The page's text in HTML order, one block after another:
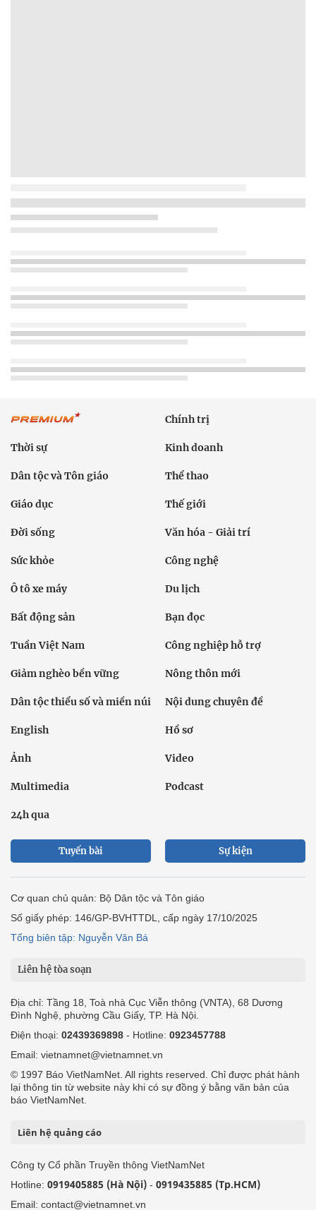
Chính trị
Thời sự Kinh doanh
Dân tộc và Tôn giáo Thể thao
Giáo dục Thế giới
Đời sống Văn hóa - Giải trí
Sức khỏe Công nghệ
Ô tô xe máy Du lịch
Bất động sản Bạn đọc
Tuần Việt Nam Công nghiệp hỗ trợ
Giảm nghèo bền vững Nông thôn mới
Dân tộc thiểu số và miền núi Nội dung chuyên đề
English Hồ sơ
Ảnh Video
Multimedia Podcast
24h qua
Tuyến bài Sự kiện
Cơ quan chủ quản: Bộ Dân tộc và Tôn giáo
Số giấy phép: 146/GP-BVHTTDL, cấp ngày 17/10/2025
Tổng biên tập: Nguyễn Văn Bá
Liên hệ tòa soạn
Địa chỉ: Tầng 18, Toà nhà Cục Viễn thông (VNTA), 68 Dương
Đình Nghệ, phường Cầu Giấy, TP. Hà Nội.
Điện thoại: 02439369898 - Hotline: 0923457788
Email: vietnamnet@vietnamnet.vn
© 1997 Báo VietNamNet. All rights reserved. Chỉ được phát hành
lại thông tin từ website này khi có sự đồng ý bằng văn bản của
báo VietNamNet.
Liên hệ quảng cáo
Công ty Cổ phần Truyền thông VietNamNet
Hotline: 0919405885 (Hà Nội) - 0919435885 (Tp.HCM)
Email: contact@vietnamnet.vn